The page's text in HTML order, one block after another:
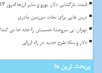
قیمت بازگشایی دلار، یورو و سایر ارزها امروز ۱۳ خرداد ۱۴۰۵ به همراه جدول
درس هایی برای نجات سرزمین مادری
تهران، بی سروصدا جمعیتش را جابه جا می کند!
دلار و سکه طرح جدید در راه ارزانی
پربحث ترین ها